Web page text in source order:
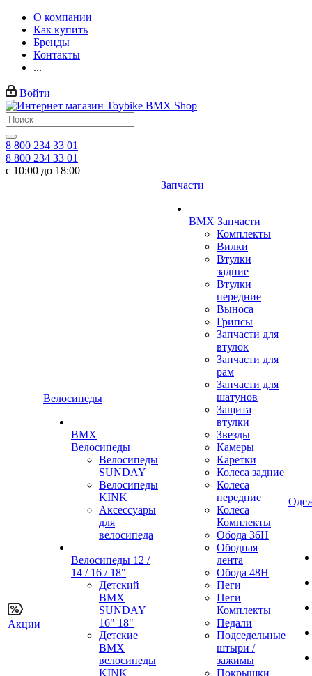
О компании
Как купить
Бренды
Контакты
...
Войти
8 800 234 33 01
8 800 234 33 01
с 10:00 до 18:00
Акции
Велосипеды
BMX
Велосипеды
Велосипеды
SUNDAY
Велосипеды
KINK
Аксессуары
для
велосипеда
Велосипеды 12 /
14 / 16 / 18"
Детский
BMX
SUNDAY
16" 18"
Детские
BMX
велосипеды
KINK
Запчасти
BMX Запчасти
Комплекты
Вилки
Втулки
задние
Втулки
передние
Выноса
Грипсы
Запчасти для
втулок
Запчасти для
рам
Запчасти для
шатунов
Защита
втулки
Звезды
Камеры
Каретки
Колеса задние
Колеса
передние
Колеса
Комплекты
Обода 36H
Ободная
лента
Обода 48H
Пеги
Пеги
Комплекты
Педали
Подседельные
штыри /
зажимы
Покрышки